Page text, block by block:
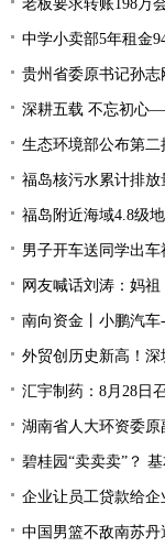
老板要求转账198万
中学小卖部5年租金
贵州省委原书记孙
深耕五载 不忘初心
生态环境部公布第二
福岛核污水累计排
福岛附近海域4.8级
男子开车送同学出
网友喊话刘涛：妈
南向资金丨小鹏汽
外贸创历史新高！
汇宇制药：8月28日
湖南省人大环资委
碧桂园“卖卖卖”？
企业让员工贷款给企
中国男篮不敌南苏